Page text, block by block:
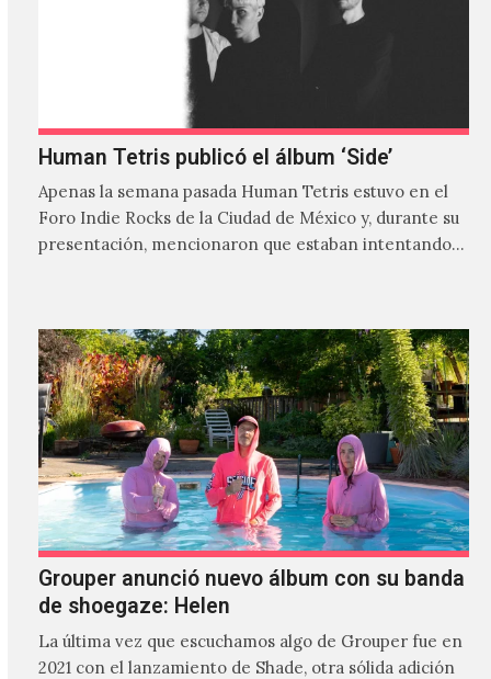
Human Tetris publicó el álbum ‘Side’
Apenas la semana pasada Human Tetris estuvo en el
Foro Indie Rocks de la Ciudad de México y, durante su
presentación, mencionaron que estaban intentando…
Grouper anunció nuevo álbum con su banda
de shoegaze: Helen
La última vez que escuchamos algo de Grouper fue en
2021 con el lanzamiento de Shade, otra sólida adición